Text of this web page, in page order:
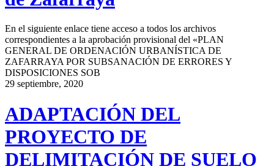
En el siguiente enlace tiene acceso a todos los archivos
correspondientes a la aprobación provisional del «PLAN
GENERAL DE ORDENACIÓN URBANÍSTICA DE
ZAFARRAYA POR SUBSANACIÓN DE ERRORES Y
DISPOSICIONES SOB
29 septiembre, 2020
ADAPTACIÓN DEL
PROYECTO DE
DELIMITACIÓN DE SUELO